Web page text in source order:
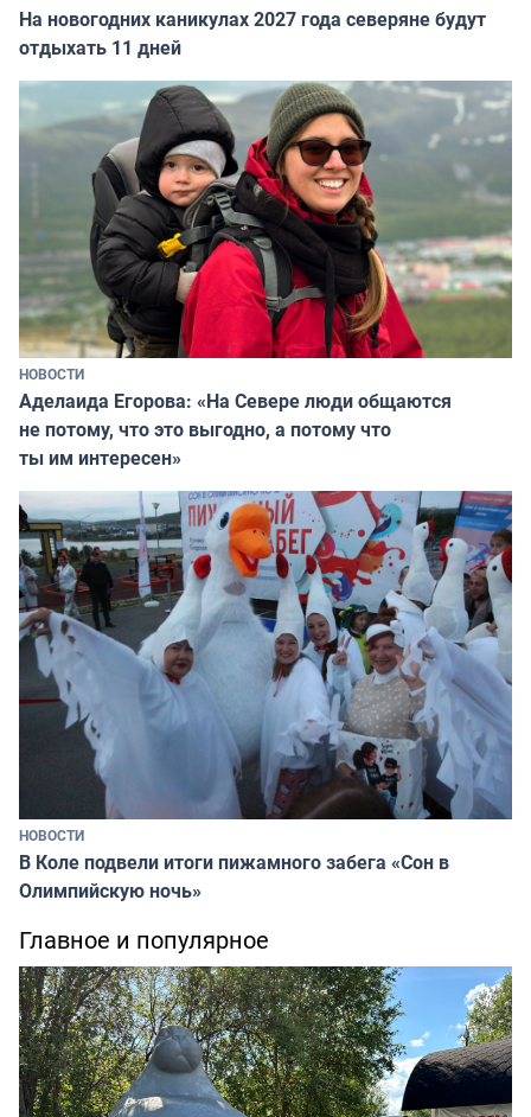
На новогодних каникулах 2027 года северяне будут
отдыхать 11 дней
НОВОСТИ
Аделаида Егорова: «На Севере люди общаются
не потому, что это выгодно, а потому что
ты им интересен»
НОВОСТИ
В Коле подвели итоги пижамного забега «Сон в
Олимпийскую ночь»
Главное и популярное